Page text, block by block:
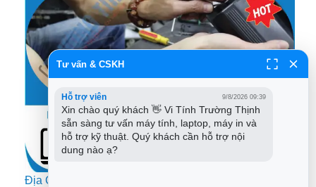
Địa Chỉ Nạp Mực Máy In Quận 3 – Thay Mực Giá Rẻ
Tư vấn & CSKH
Hỗ trợ viên 9/8/2026 09:39
Xin chào quý khách 👋 Vi Tính Trường Thịnh
sẵn sàng tư vấn máy tính, laptop, máy in và
hỗ trợ kỹ thuật. Quý khách cần hỗ trợ nội
dung nào ạ?